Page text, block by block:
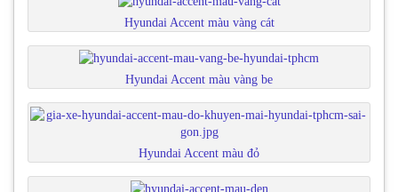
Hyundai Accent màu vàng cát
Hyundai Accent màu vàng be
Hyundai Accent màu đỏ